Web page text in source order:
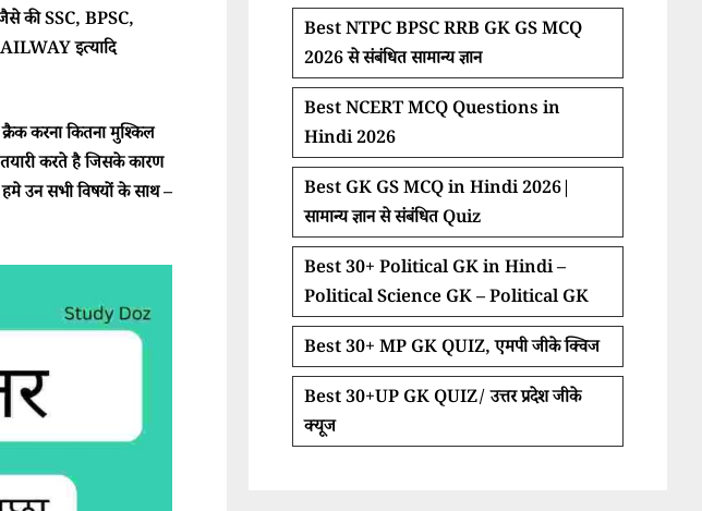
की SSC, BPSC,
इत्यादि
करना कितना मुश्किल
करते है जिसके कारण
हमे उन सभी विषयों के साथ –
Best NTPC BPSC RRB GK GS MCQ
2026 से संबंधित सामान्य ज्ञान
Best NCERT MCQ Questions in
Hindi 2026
Best GK GS MCQ in Hindi 2026|
सामान्य ज्ञान से संबंधित Quiz
Best 30+ Political GK in Hindi –
Political Science GK – Political GK
Best 30+ MP GK QUIZ, एमपी जीके क्विज
Best 30+UP GK QUIZ/ उत्तर प्रदेश जीके
क्यूज